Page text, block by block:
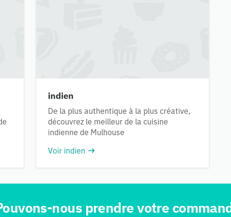
indien
De la plus authentique à la plus créative,
découvrez le meilleur de la cuisine
indienne de Mulhouse
Voir indien
nous prendre votre